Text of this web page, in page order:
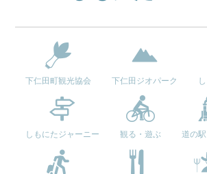
下仁田町観光協会 下仁田ジオパーク
しもにたジャーニー 観る・遊ぶ 道の